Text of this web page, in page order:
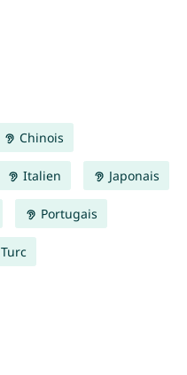
Chinois
Italien Japonais
Portugais
Turc